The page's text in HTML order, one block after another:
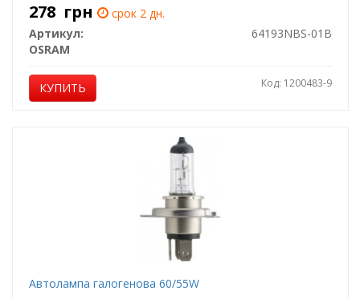
278 грн
срок 2 дн.
Артикул:
64193NBS-01B
OSRAM
КУПИТЬ Код: 1200483-9
Автолампа галогенова 60/55W